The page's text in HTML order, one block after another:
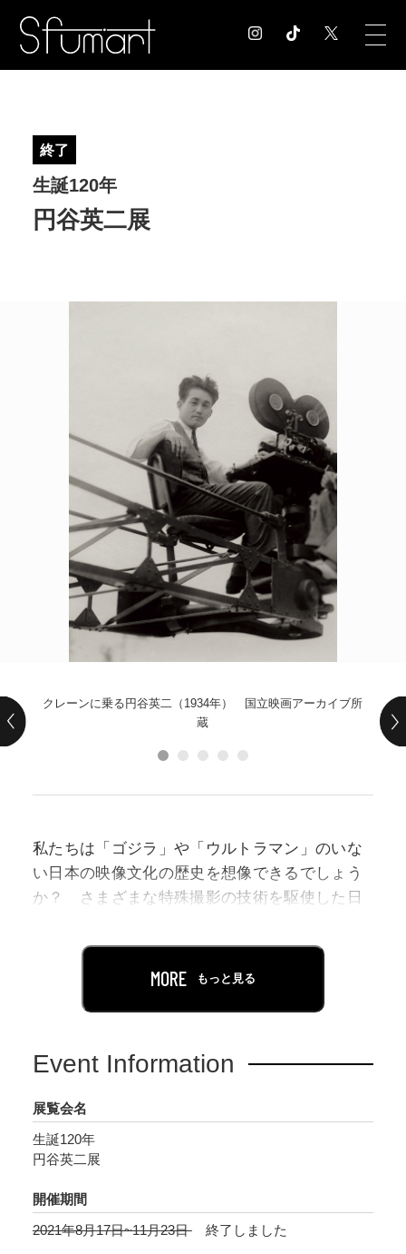
EXHIBITION
MUSEUM
POLICY COMPANY
終了
生誕120年
円谷英二展
クレーンに乗る円谷英二（1934年） 国立映画アーカイブ所
蔵
私たちは「ゴジラ」や「ウルトラマン」のいな
い日本の映像文化の歴史を想像できるでしょう
か？ さまざまな特殊撮影の技術を駆使した日
心をつかみ、現在も限りないリスペクトに包ま
れています。そして日本の映像界が世界に誇る
き日は飛行機の操縦士を目指した円谷は1919年
に東京で映画界に入り、京都では当時気鋭の監
督衣笠貞之助の率いるグループに参加したの
ち、松竹の新スター林長二郎（のちの長谷川一
夫）を擁した時代劇のフレッシュなキャメラマ
ンとして頭角を表します。アメリカ映画『キン
MORE もっと見る
Event Information
展覧会名
生誕120年
円谷英二展
開催期間
2021年8月17日~11月23日
終了しました